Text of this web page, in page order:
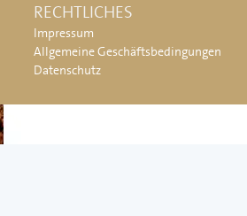
RECHTLICHES
Impressum
Allgemeine Geschäftsbedingungen
Datenschutz